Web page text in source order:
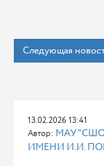
Следующая
13.02.2026 13:41
Автор: МАУ
ИМЕНИ И.И.